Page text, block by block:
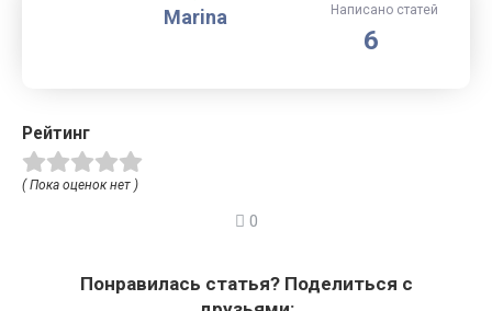
Marina Написано статей
6
Рейтинг
( Пока оценок нет )
0
Понравилась статья? Поделиться с